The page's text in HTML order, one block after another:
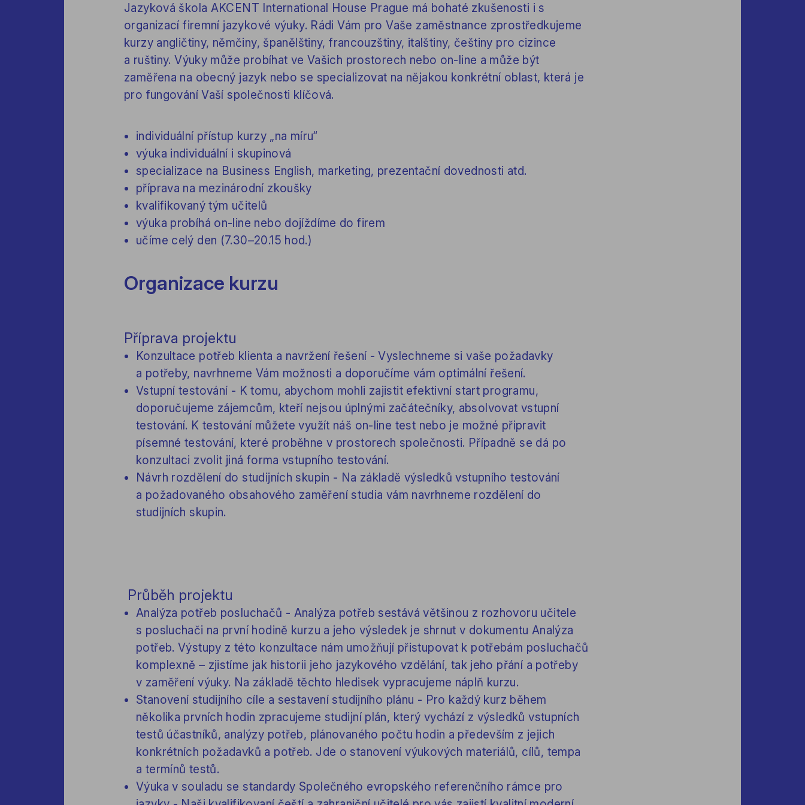
Jazyková škola AKCENT International House Prague má bohaté zkušenosti i s
organizací firemní jazykové výuky. Rádi Vám pro Vaše zaměstnance zprostředkujeme
kurzy angličtiny, němčiny, španělštiny, francouzštiny, italštiny, češtiny pro cizince
a ruštiny. Výuky může probíhat ve Vašich prostorech nebo on-line a může být
zaměřena na obecný jazyk nebo se specializovat na nějakou konkrétní oblast, která je
pro fungování Vaší společnosti klíčová.
individuální přístup kurzy „na míru“
výuka individuální i skupinová
specializace na Business English, marketing, prezentační dovednosti atd.
příprava na mezinárodní zkoušky
kvalifikovaný tým učitelů
výuka probíhá on-line nebo dojíždíme do firem
učíme celý den (7.30–20.15 hod.)
Organizace kurzu
Příprava projektu
Konzultace potřeb klienta a navržení řešení - Vyslechneme si vaše požadavky
a potřeby, navrhneme Vám možnosti a doporučíme vám optimální řešení.
Vstupní testování - K tomu, abychom mohli zajistit efektivní start programu,
doporučujeme zájemcům, kteří nejsou úplnými začátečníky, absolvovat vstupní
testování. K testování můžete využít náš on-line test nebo je možné připravit
písemné testování, které proběhne v prostorech společnosti. Případně se dá po
konzultaci zvolit jiná forma vstupního testování.
Návrh rozdělení do studijních skupin - Na základě výsledků vstupního testování
a požadovaného obsahového zaměření studia vám navrhneme rozdělení do
studijních skupin.
Průběh projektu
Analýza potřeb posluchačů - Analýza potřeb sestává většinou z rozhovoru učitele
s posluchači na první hodině kurzu a jeho výsledek je shrnut v dokumentu Analýza
potřeb. Výstupy z této konzultace nám umožňují přistupovat k potřebám posluchačů
komplexně – zjistíme jak historii jeho jazykového vzdělání, tak jeho přání a potřeby
v zaměření výuky. Na základě těchto hledisek vypracujeme náplň kurzu.
Stanovení studijního cíle a sestavení studijního plánu - Pro každý kurz během
několika prvních hodin zpracujeme studijní plán, který vychází z výsledků vstupních
testů účastníků, analýzy potřeb, plánovaného počtu hodin a především z jejich
konkrétních požadavků a potřeb. Jde o stanovení výukových materiálů, cílů, tempa
a termínů testů.
Výuka v souladu se standardy Společného evropského referenčního rámce pro